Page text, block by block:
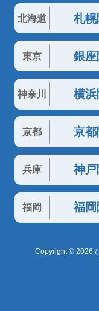
北海道 札幌
東京 銀座
神奈川 横浜
京都 京都
兵庫 神戸
福岡 福岡
Copyright © 2026